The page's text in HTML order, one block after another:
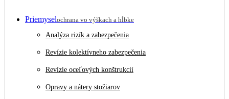
Priemyselochrana vo výškach a hĺbke
Analýza rizík a zabezpečenia
Revízie kolektívneho zabezpečenia
Revízie oceľových konštrukcií
Opravy a nátery stožiarov